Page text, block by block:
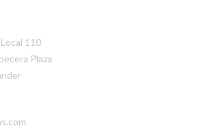
110
Plaza